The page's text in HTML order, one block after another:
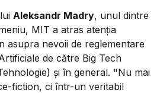
Aleksandr Madry, unul dintre
MIT a atras atenția
asupra nevoii de reglementare
de către Big Tech
și în general. "Nu mai
fiction, ci într-un veritabil